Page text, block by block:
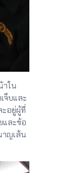
าใน
จ็บและ
ะอยู่ผู้ที่
และข้อ
าญเส้น